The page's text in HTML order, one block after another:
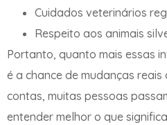
Cuidados veterinários
Respeito aos animais
Portanto, quanto mais essas
é a chance de mudanças
contas, muitas pessoas
entender melhor o que